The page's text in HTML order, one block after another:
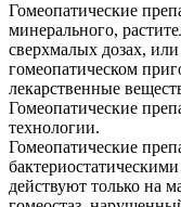
Гомеопатические
минерального,
сверхмалых дозах,
гомеопатическом
лекарственные
Гомеопатические
технологии.
Гомеопатические
действуют только на